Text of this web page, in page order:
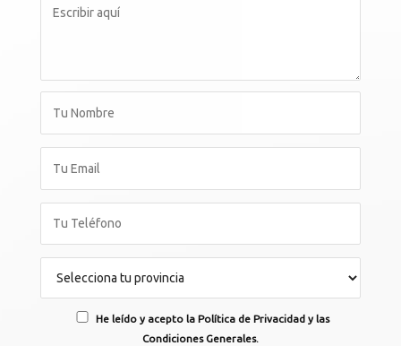
He leído y acepto la Política de Privacidad y las
Condiciones Generales.